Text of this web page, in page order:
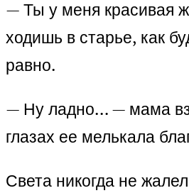
— Ты у меня красивая
ходишь в старье, как
равно.
— Ну ладно… — мама
глазах ее мелькала
Света никогда не